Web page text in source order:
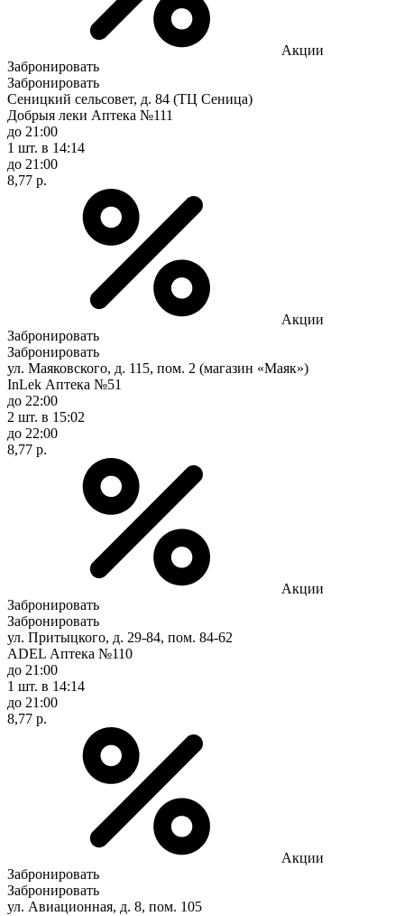
Акции
Забронировать
Забронировать
Сеницкий сельсовет, д. 84 (ТЦ Сеница)
Добрыя леки Аптека №111
до 21:00
1 шт. в 14:14
до 21:00
8,77 р.
Акции
Забронировать
Забронировать
ул. Маяковского, д. 115, пом. 2 (магазин «Маяк»)
InLek Аптека №51
до 22:00
2 шт. в 15:02
до 22:00
8,77 р.
Акции
Забронировать
Забронировать
ул. Притыцкого, д. 29-84, пом. 84-62
ADEL Аптека №110
до 21:00
1 шт. в 14:14
до 21:00
8,77 р.
Акции
Забронировать
Забронировать
ул. Авиационная, д. 8, пом. 105